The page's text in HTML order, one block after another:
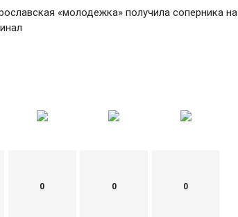
«молодежка» получила соперника на
0 0 0